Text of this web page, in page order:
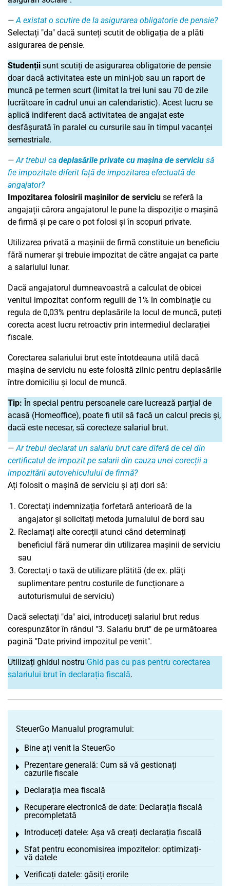
A existat o scutire de la asigurarea obligatorie de pensie?
Selectați "da" dacă sunteți scutit de obligația de a plăti
asigurarea de pensie.
Studenții sunt scutiți de asigurarea obligatorie de pensie
doar dacă activitatea este un mini-job sau un raport de
muncă pe termen scurt (limitat la trei luni sau 70 de zile
lucrătoare în cadrul unui an calendaristic). Acest lucru se
aplică indiferent dacă activitatea de angajat este
desfășurată în paralel cu cursurile sau în timpul vacanței
semestriale.
Ar trebui ca deplasările private cu mașina de serviciu să
fie impozitate diferit față de impozitarea efectuată de
angajator?
Impozitarea folosirii mașinilor de serviciu se referă la
angajații cărora angajatorul le pune la dispoziție o mașină
de firmă și pe care o pot folosi și în scopuri private.
Utilizarea privată a mașinii de firmă constituie un beneficiu
fără numerar și trebuie impozitat de către angajat ca parte
a salariului lunar.
Dacă angajatorul dumneavoastră a calculat de obicei
venitul impozitat conform regulii de 1% în combinație cu
regula de 0,03% pentru deplasările la locul de muncă, puteți
corecta acest lucru retroactiv prin intermediul declarației
fiscale.
Corectarea salariului brut este întotdeauna utilă dacă
mașina de serviciu nu este folosită zilnic pentru deplasările
între domiciliu și locul de muncă.
Tip: În special pentru persoanele care lucrează parțial de
acasă (Homeoffice), poate fi util să facă un calcul precis și,
dacă este necesar, să corecteze salariul brut.
Ar trebui declarat un salariu brut care diferă de cel din
certificatul de impozit pe salarii din cauza unei corecții a
impozitării autovehiculului de firmă?
Ați folosit o mașină de serviciu și ați dori să:
Corectați indemnizația forfetară anterioară de la
angajator și solicitați metoda jurnalului de bord sau
Reclamați alte corecții atunci când determinați
beneficiul fără numerar din utilizarea mașinii de serviciu
sau
Corectați o taxă de utilizare plătită (de ex. plăți
suplimentare pentru costurile de funcționare a
autoturismului de serviciu)
Dacă selectați "da" aici, introduceți salariul brut redus
corespunzător în rândul "3. Salariu brut" de pe următoarea
pagină "Date privind impozitul pe venit".
Utilizați ghidul nostru Ghid pas cu pas pentru corectarea
salariului brut în declarația fiscală.
SteuerGo Manualul programului:
Bine ați venit la SteuerGo
Toggle menu
Prezentare generală: Cum să vă gestionați
cazurile fiscale
Toggle menu
Declarația mea fiscală
Toggle menu
Recuperare electronică de date: Declarația fiscală
precompletată
Toggle menu
Introduceți datele: Așa vă creați declarația fiscală
Toggle menu
Sfat pentru economisirea impozitelor: optimizați-
vă datele
Toggle menu
Verificați datele: găsiți erorile
Toggle menu